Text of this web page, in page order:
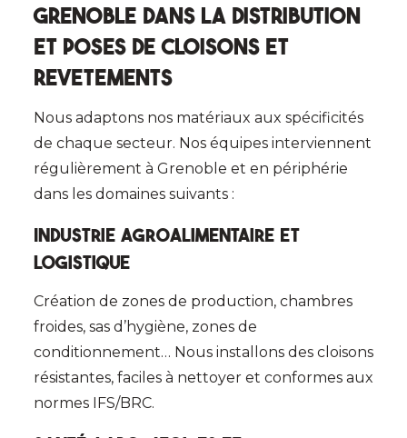
Grenoble dans la distribution
et poses de cloisons et
revetements
Nous adaptons nos matériaux aux spécificités
de chaque secteur. Nos équipes interviennent
régulièrement à Grenoble et en périphérie
dans les domaines suivants :
Industrie agroalimentaire et
logistique
Création de zones de production, chambres
froides, sas d’hygiène, zones de
conditionnement… Nous installons des cloisons
résistantes, faciles à nettoyer et conformes aux
normes IFS/BRC.